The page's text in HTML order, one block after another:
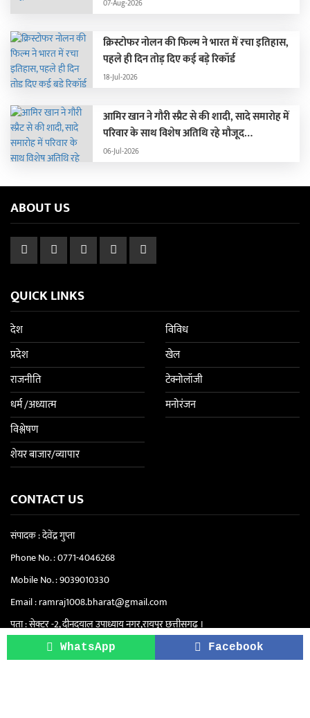
07-Aug-2026
क्रिस्टोफर नोलन की फिल्म ने भारत में रचा इतिहास,
पहले ही दिन तोड़ दिए कई बड़े रिकॉर्ड
18-Jul-2026
आमिर खान ने गौरी स्प्रैट से की शादी, सादे समारोह में
परिवार के साथ विशेष अतिथि रहे मौजूद…
06-Jul-2026
ABOUT US
QUICK LINKS
देश
प्रदेश
राजनीति
धर्म /अध्यात्म
विश्लेषण
शेयर बाजार/व्यापार
विविध
खेल
टेक्नोलॉजी
मनोरंजन
CONTACT US
संपादक : देवेंद्र गुप्ता
Phone No. :0771-4046268
Mobile No. :9039010330
Email :ramraj1008.bharat@gmail.com
पता : सेक्टर -2, दीनदयाल उपाध्याय नगर,रायपुर छत्तीसगढ़ ।
सिटी ऑफिस "रामराज" - सेंट्रल स्कूल के पास, सेक्टर
4, दीनदयाल उपाध्याय नगर, रायपुर (छत्तीसगढ़)
WhatsApp Facebook